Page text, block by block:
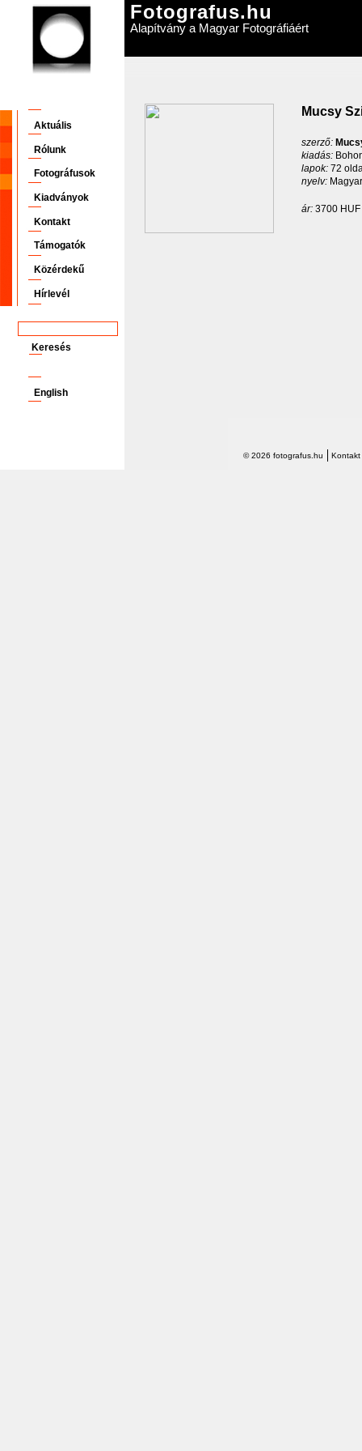
Fotografus.hu
Alapítvány a Magyar Fotográfiáért
Aktuális
Rólunk
Fotográfusok
Kiadványok
Kontakt
Támogatók
Közérdekű
Hírlevél
English
Mucsy
szerző:
kiadás:
lapok: 72
nyelv:
ár: 3700
© 2026 fotografus.hu Kontakt